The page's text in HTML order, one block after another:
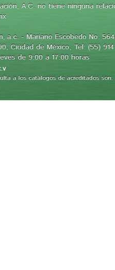
A.C. no tiene ninguna
a.c. - Mariano Escobedo No.
Ciudad de México, Tel: (55)
de 9:00 a 17:00 horas
a los catálogos de acreditados